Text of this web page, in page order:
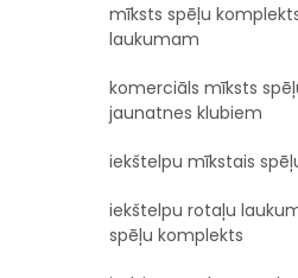
mīksts spēļu
laukumam
komerciāls mīksts
jaunatnes klubiem
iekštelpu mīkstais
iekštelpu rotaļu
spēļu komplekts